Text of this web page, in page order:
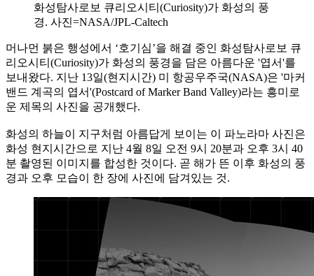
화성탐사로보 큐리오시티(Curiosity)가 화성의 풍
경. 사진=NASA/JPL-Caltech
머나먼 붉은 행성에서 ‘호기심’을 해결 중인 화성탐사로보 큐
리오시티(Curiosity)가 화성의 풍경을 담은 아름다운 '엽서'를
보내왔다. 지난 13일(현지시간) 미 항공우주국(NASA)은 '마커
밴드 계곡의 엽서'(Postcard of Marker Band Valley)라는 흥미로
운 제목의 사진을 공개했다.
화성의 하늘이 지구처럼 아름답게 보이는 이 파노라마 사진은
화성 현지시간으로 지난 4월 8일 오전 9시 20분과 오후 3시 40
분 촬영된 이미지를 합성한 것이다. 곧 해가 뜬 이후 화성의 풍
경과 오후 모습이 한 장에 사진에 담겨있는 것.